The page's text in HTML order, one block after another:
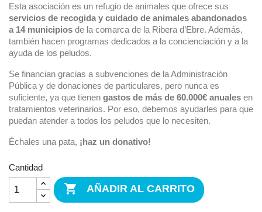
Esta asociación es un refugio de animales que ofrece sus
servicios de recogida y cuidado de animales abandonados
a 14 municipios de la comarca de la Ribera d’Ebre. Además,
también hacen programas dedicados a la concienciación y a la
ayuda de los peludos.
Se financian gracias a subvenciones de la Administración
Pública y de donaciones de particulares, pero nunca es
suficiente, ya que tienen gastos de más de 60.000€ anuales en
tratamientos veterinarios. Por eso, debemos ayudarles para que
puedan atender a todos los peludos que lo necesiten.
Échales una pata, ¡haz un donativo!
Cantidad
 AÑADIR AL CARRITO